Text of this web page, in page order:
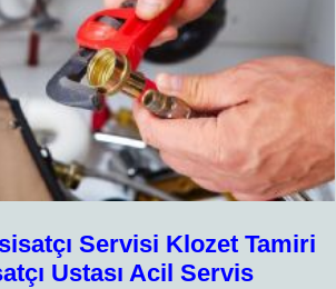
Servisi Klozet Tamiri
Ustası Acil Servis